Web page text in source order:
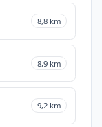
8,8 km
8,9 km
9,2 km